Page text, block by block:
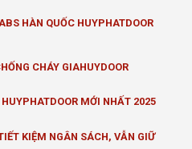
HÀN QUỐC HUYPHATDOOR
CHÁY GIAHUYDOOR
MỚI NHẤT 2025
KIỆM NGÂN SÁCH, VẪN GIỮ